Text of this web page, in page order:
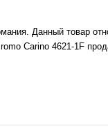
Данный товар
Carino 4621-1F